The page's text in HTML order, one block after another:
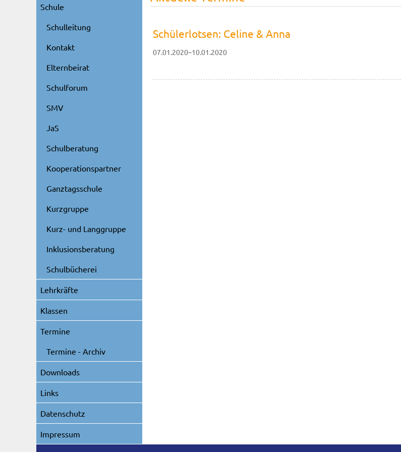
Schülerlotsen: Celine & Anna
07.01.2020–10.01.2020
Schule
Schulleitung
Kontakt
Elternbeirat
Schulforum
SMV
JaS
Schulberatung
Kooperationspartner
Ganztagsschule
Kurzgruppe
Kurz- und Langgruppe
Inklusionsberatung
Schulbücherei
Lehrkräfte
Klassen
Termine
Termine - Archiv
Downloads
Links
Datenschutz
Impressum